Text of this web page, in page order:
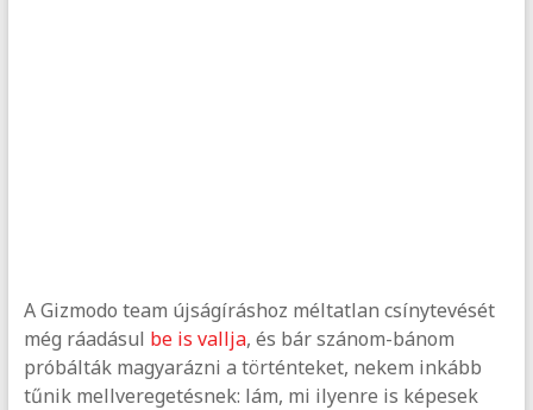
A Gizmodo team újságíráshoz méltatlan csínytevését
még ráadásul be is vallja, és bár szánom-bánom
próbálták magyarázni a történteket, nekem inkább
tűnik mellveregetésnek: lám, mi ilyenre is képesek